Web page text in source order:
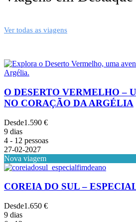
Ver todas as viagens
O DESERTO VERMELHO –
NO CORAÇÃO DA ARGÉLIA
Desde1.590 €
9 dias
4 - 12 pessoas
27-02-2027
Nova viagem
COREIA DO SUL –
Desde1.650 €
9 dias